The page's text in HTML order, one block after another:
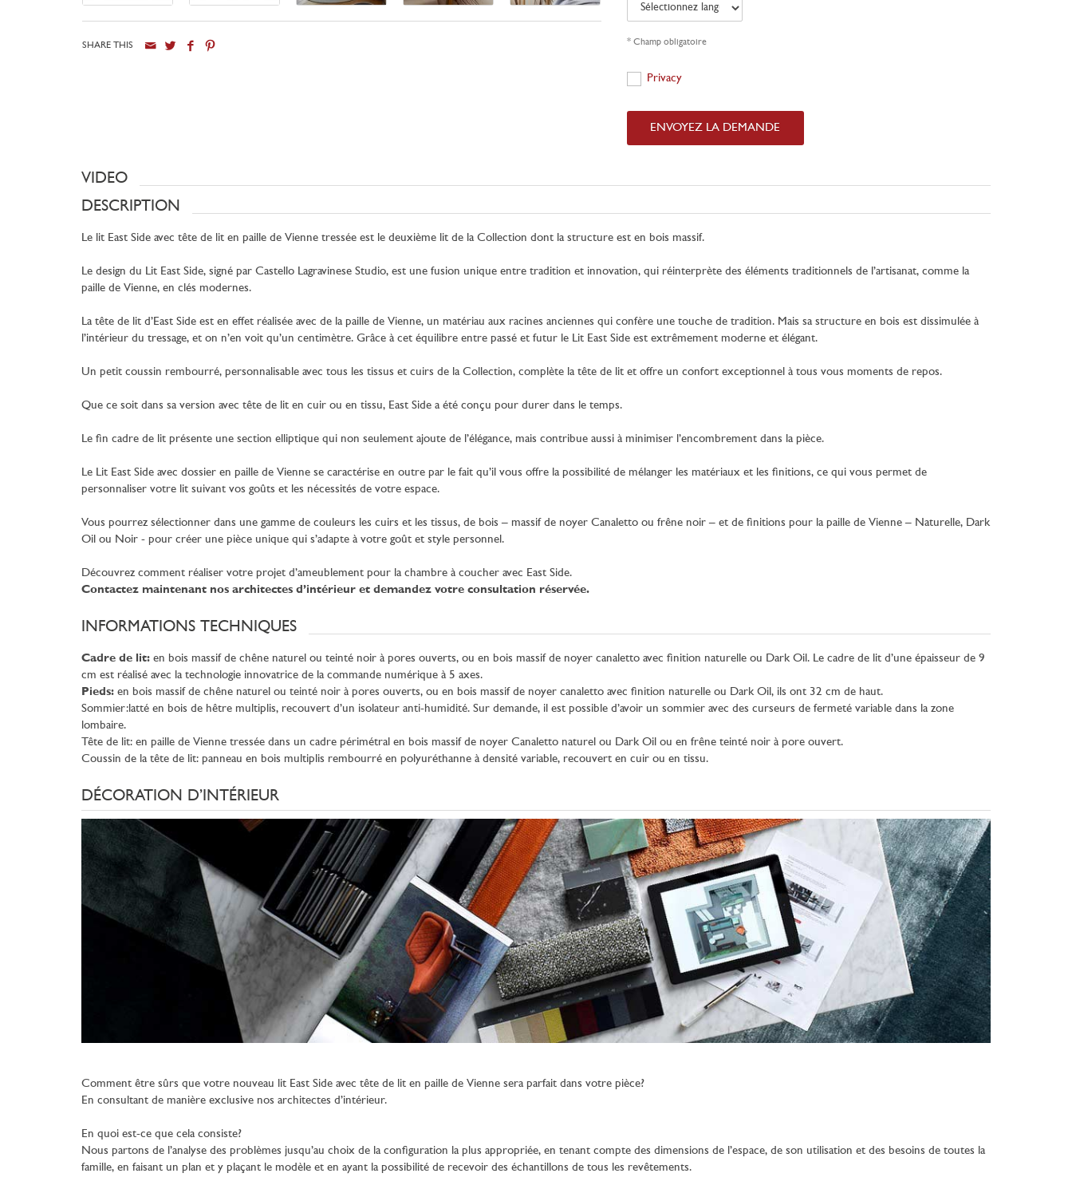
SHARE THIS
langue
* Champ obligatoire
Privacy
Privacy
ENVOYEZ LA DEMANDE
VIDEO
DESCRIPTION
Le lit East Side avec tête de lit en paille de Vienne tressée est le deuxième lit de la Collection dont la structure est en bois massif.
Le design du Lit East Side, signé par Castello Lagravinese Studio, est une fusion unique entre tradition et innovation, qui réinterprète des éléments traditionnels de l’artisanat, comme la
paille de Vienne, en clés modernes.
La tête de lit d’East Side est en effet réalisée avec de la paille de Vienne, un matériau aux racines anciennes qui confère une touche de tradition. Mais sa structure en bois est dissimulée à
l’intérieur du tressage, et on n’en voit qu’un centimètre. Grâce à cet équilibre entre passé et futur le Lit East Side est extrêmement moderne et élégant.
Un petit coussin rembourré, personnalisable avec tous les tissus et cuirs de la Collection, complète la tête de lit et offre un confort exceptionnel à tous vous moments de repos.
Que ce soit dans sa version avec tête de lit en cuir ou en tissu, East Side a été conçu pour durer dans le temps.
Le fin cadre de lit présente une section elliptique qui non seulement ajoute de l’élégance, mais contribue aussi à minimiser l’encombrement dans la pièce.
Le Lit East Side avec dossier en paille de Vienne se caractérise en outre par le fait qu’il vous offre la possibilité de mélanger les matériaux et les finitions, ce qui vous permet de
personnaliser votre lit suivant vos goûts et les nécessités de votre espace.
Vous pourrez sélectionner dans une gamme de couleurs les cuirs et les tissus, de bois – massif de noyer Canaletto ou frêne noir – et de finitions pour la paille de Vienne – Naturelle, Dark
Oil ou Noir - pour créer une pièce unique qui s’adapte à votre goût et style personnel.
Découvrez comment réaliser votre projet d’ameublement pour la chambre à coucher avec East Side.
Contactez maintenant nos architectes d’intérieur et demandez votre consultation réservée.
INFORMATIONS TECHNIQUES
Cadre de lit: en bois massif de chêne naturel ou teinté noir à pores ouverts, ou en bois massif de noyer canaletto avec finition naturelle ou Dark Oil. Le cadre de lit d’une épaisseur de 9
cm est réalisé avec la technologie innovatrice de la commande numérique à 5 axes.
Pieds: en bois massif de chêne naturel ou teinté noir à pores ouverts, ou en bois massif de noyer canaletto avec finition naturelle ou Dark Oil, ils ont 32 cm de haut.
Sommier:latté en bois de hêtre multiplis, recouvert d’un isolateur anti-humidité. Sur demande, il est possible d’avoir un sommier avec des curseurs de fermeté variable dans la zone
lombaire.
Tête de lit: en paille de Vienne tressée dans un cadre périmétral en bois massif de noyer Canaletto naturel ou Dark Oil ou en frêne teinté noir à pore ouvert.
Coussin de la tête de lit: panneau en bois multiplis rembourré en polyuréthanne à densité variable, recouvert en cuir ou en tissu.
DÉCORATION D’INTÉRIEUR
Comment être sûrs que votre nouveau lit East Side avec tête de lit en paille de Vienne sera parfait dans votre pièce?
En consultant de manière exclusive nos architectes d’intérieur.
En quoi est-ce que cela consiste?
Nous partons de l’analyse des problèmes jusqu’au choix de la configuration la plus appropriée, en tenant compte des dimensions de l’espace, de son utilisation et des besoins de toutes la
famille, en faisant un plan et y plaçant le modèle et en ayant la possibilité de recevoir des échantillons de tous les revêtements.